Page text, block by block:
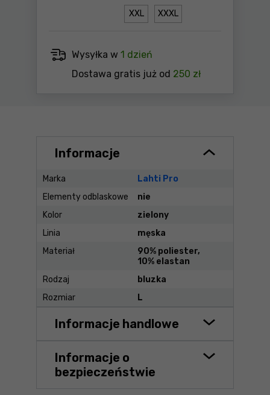
XXL XXXL
Wysyłka w 1 dzień
Dostawa gratis już od 250 zł
Informacje
Marka
Lahti Pro
Elementy odblaskowe
nie
Kolor
zielony
Linia
męska
Materiał
90% poliester,
10% elastan
Rodzaj
bluzka
Rozmiar
L
Informacje handlowe
Informacje o
bezpieczeństwie